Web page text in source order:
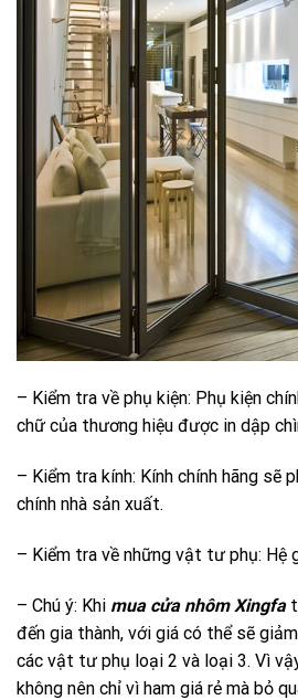
– Kiểm tra về phụ kiện: Phụ kiện
chữ của thương hiệu được in dập
– Kiểm tra kính: Kính chính hãng sẽ
chính nhà sản xuất.
– Kiểm tra về những vật tư phụ: Hệ
– Chú ý: Khi mua cửa nhôm Xingfa
đến gia thành, với giá có thể sẽ
các vật tư phụ loại 2 và loại 3. Vì
không nên chỉ vì ham giá rẻ mà bỏ